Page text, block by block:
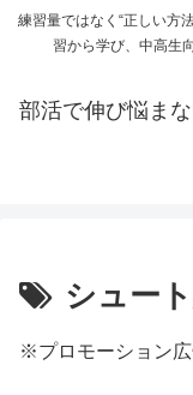
練習量ではなく“正しい方
習から学び、中高生
部活で伸び悩ま
シュー
※プロモーション